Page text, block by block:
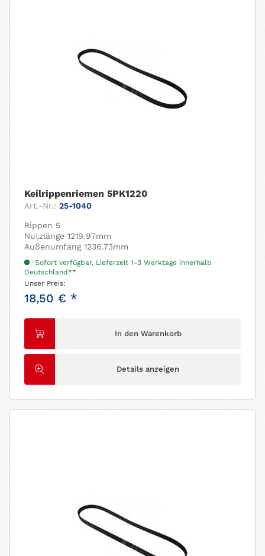
Keilrippenriemen 5PK1220
Art.-Nr.: 25-1040
Rippen 5
Nutzlänge 1219.97mm
Außenumfang 1236.73mm
Sofort verfügbar, Lieferzeit 1-3 Werktage innerhalb
Deutschland**
Unser Preis:
18,50 € *
In den Warenkorb
Details anzeigen